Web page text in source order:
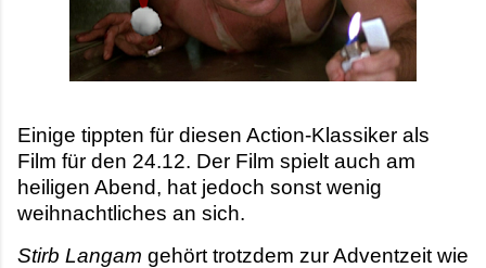
Einige tippten für diesen Action-Klassiker als
Film für den 24.12. Der Film spielt auch am
heiligen Abend, hat jedoch sonst wenig
weihnachtliches an sich.
Stirb Langam gehört trotzdem zur Adventzeit wie